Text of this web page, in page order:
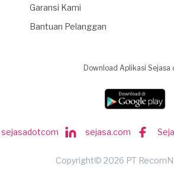
Garansi Kami
Bantuan Pelanggan
Download Aplikasi Sejasa
sejasadotcom sejasa.com
Copyright© 2026 PT